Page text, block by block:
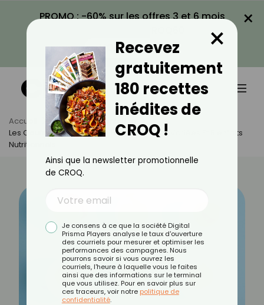
PROMO : -60% sur les offres 3 et 6 mois
VOIR LA PROMO
×
Accueil Actus
Alimentation
Les Oeufs Dans Tous Leurs États : Cuissons Variées Et Bienfaits
Nutritionnels
Recevez
gratuitement
180 recettes
inédites de
CROQ !
×
Ainsi que la newsletter promotionnelle
de CROQ.
Je consens à ce que la société Digital
Prisma Players analyse le taux d'ouverture
des courriels pour mesurer et optimiser les
performances des campagnes. Nous
pourrons savoir si vous ouvrez les
courriels, l'heure à laquelle vous le faites
ainsi que des informations sur le terminal
que vous utilisez. Pour en savoir plus sur
ces traceurs, voir notre politique de
confidentialité.